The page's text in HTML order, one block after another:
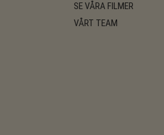
SE VÅRA FILMER
VÅRT TEAM